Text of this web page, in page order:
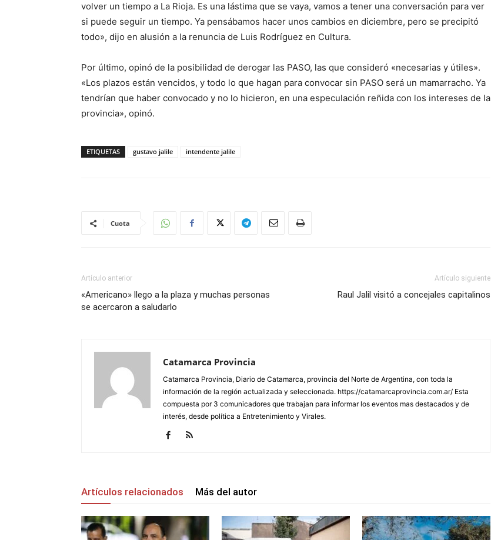
volver un tiempo a La Rioja. Es una lástima que se vaya, vamos a tener una conversación para ver
si puede seguir un tiempo. Ya pensábamos hacer unos cambios en diciembre, pero se precipitó
todo», dijo en alusión a la renuncia de Luis Rodríguez en Cultura.
Por último, opinó de la posibilidad de derogar las PASO, las que consideró «necesarias y útiles».
«Los plazos están vencidos, y todo lo que hagan para convocar sin PASO será un mamarracho. Ya
tendrían que haber convocado y no lo hicieron, en una especulación reñida con los intereses de la
provincia», opinó.
ETIQUETAS gustavo jalile intendente jalile
Cuota
Artículo anterior
«Americano» llego a la plaza y muchas personas
se acercaron a saludarlo
Artículo siguiente
Raul Jalil visitó a concejales capitalinos
Catamarca Provincia
Catamarca Provincia, Diario de Catamarca, provincia del Norte de Argentina, con toda la
información de la región actualizada y seleccionada. https://catamarcaprovincia.com.ar/ Esta
compuesta por 3 comunicadores que trabajan para informar los eventos mas destacados y de
interés, desde política a Entretenimiento y Virales.
Artículos relacionados Más del autor